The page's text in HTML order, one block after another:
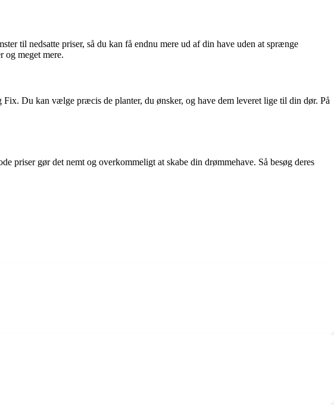
til nedsatte priser, så du kan få endnu mere ud af din have uden at sprænge
og meget mere.
Du kan vælge præcis de planter, du ønsker, og have dem leveret lige til din dør. På
priser gør det nemt og overkommeligt at skabe din drømmehave. Så besøg deres